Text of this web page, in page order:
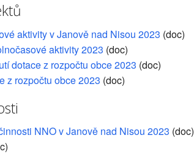
aktivity v Janově nad Nisou 2023 (doc)
aktivity 2023 (doc)
dotace z rozpočtu obce 2023 (doc)
z rozpočtu obce 2023 (doc)
NNO v Janově nad Nisou 2023 (doc)